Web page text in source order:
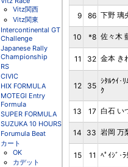
Vitz関西
Vitz関東
Intercontinental GT
Challenge
Japanese Rally
Championship
RS
CIVIC
HIX FORMULA
MOTEGI Entry
Formula
SUPER FORMULA
SUZUKA 10 HOURS
Forumula Beat
カート
OK
カデット
9 86 下野 璃
10 *8 佐々木
11 32 金本 き
12 35
ｼﾀﾙｳｲ･ﾘ
ｸ
13 17 白石 い
14 33 岩岡 万
15 11 ﾍﾟｲｼﾞ･ﾗ